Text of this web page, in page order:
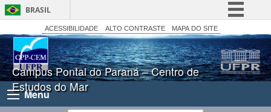
BRASIL
Simplifique!
Comunica BR
Participe
Legislação
ACESSIBILIDADE ALTO CONTRASTE MAPA DO SITE
Campus Pontal do Paraná – Centro de
Estudos do Mar
Menu